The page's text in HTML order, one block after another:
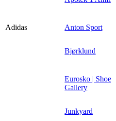
Adidas
Anton Sport
Bjørklund
Eurosko | Shoe
Gallery
Junkyard